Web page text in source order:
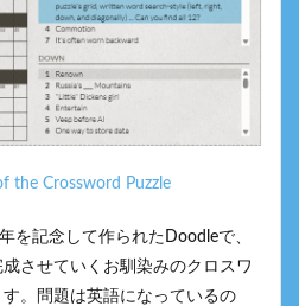
the Crossword Puzzle
を記念して作られたDoodleで、
させていくお馴染みのクロスワ
。問題は英語になっているの